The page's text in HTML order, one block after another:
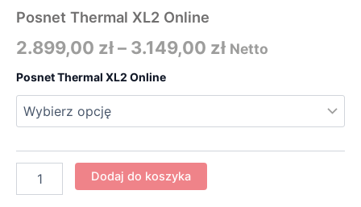
Posnet Thermal XL2 Online
2.899,00 zł– 3.149,00 zł Netto
Posnet Thermal XL2 Online
Dodaj do koszyka